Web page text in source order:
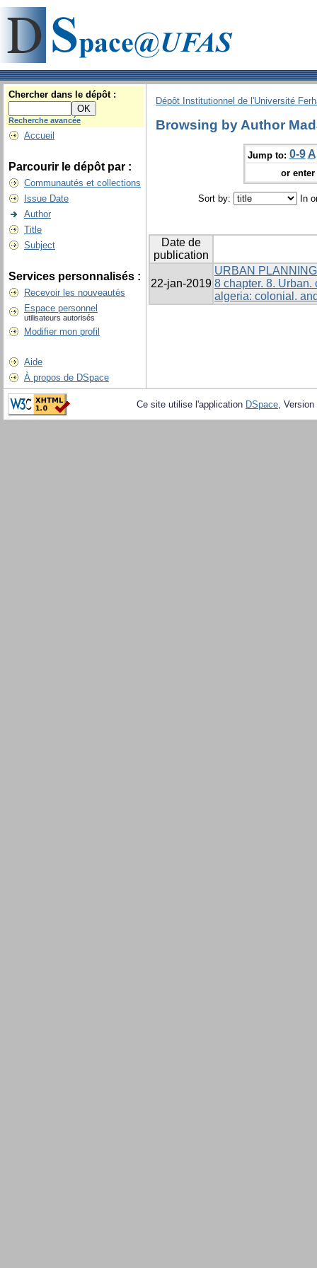
Chercher dans le dépôt :
Recherche avancée
Accueil
Parcourir le dépôt par :
Communautés et collections
Issue Date
Author
Title
Subject
Services personnalisés :
Recevoir les nouveautés
Espace personnel
utilisateurs autorisés
Modifier mon profil
Aide
À propos de DSpace
Dépôt Institutionnel de l'Université
Browsing by Author
Jump to: 0-9 A
or
Sort by: In
Date de
publication
22-jan-2019
URBAN
8 chapter. 8. Urban.
algeria: colonial.
Ce site utilise l'application DSpace,